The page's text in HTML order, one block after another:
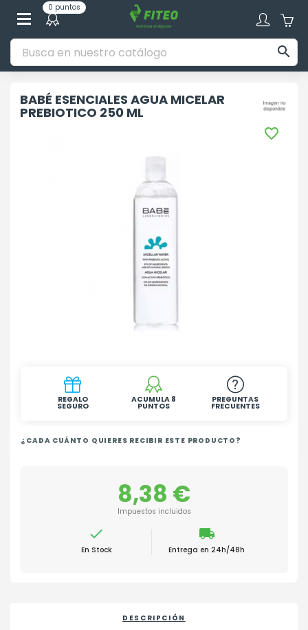
0 puntos

BABÉ ESENCIALES AGUA MICELAR
PREBIOTICO 250 ML

REGALO
SEGURO
ACUMULA 8
PUNTOS
PREGUNTAS
FRECUENTES
¿CADA CUÁNTO QUIERES RECIBIR ESTE PRODUCTO?
8,38 €
Impuestos incluidos

En Stock
local_shipping
Entrega en 24h/48h
DESCRIPCIÓN